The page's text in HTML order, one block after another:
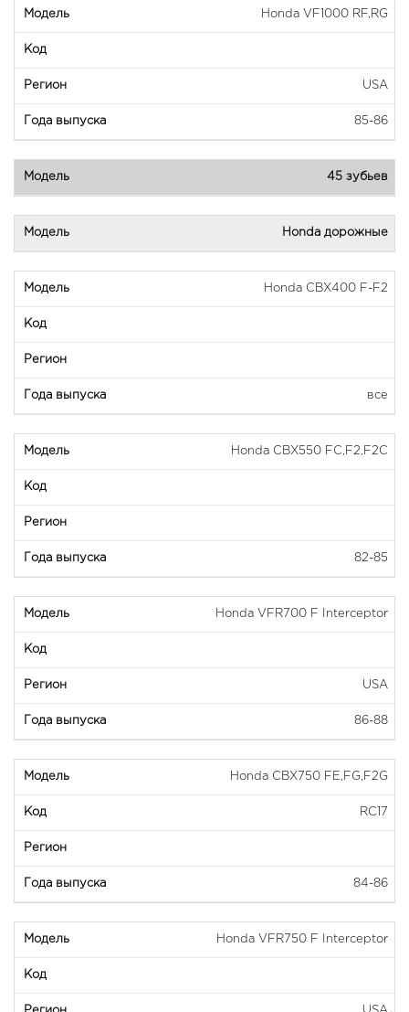
Honda VF1000 RF,RG
USA
85-86
45 зубьев
Honda дорожные
Honda CBX400 F-F2
все
Honda CBX550 FC,F2,F2C
82-85
Honda VFR700 F Interceptor
USA
86-88
Honda CBX750 FE,FG,F2G
RC17
84-86
Honda VFR750 F Interceptor